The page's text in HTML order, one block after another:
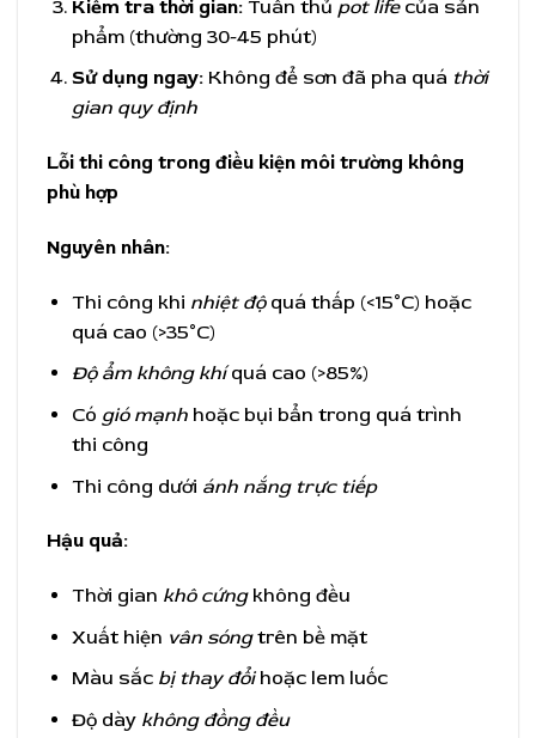
Kiểm tra thời gian:Tuân thủ pot lifecủa sản
phẩm (thường 30-45 phút)
Sử dụng ngay:Không để sơn đã pha quá thời
gian quy định
Lỗi thi công trong điều kiện môi trường không
phù hợp
Nguyên nhân:
Thi công khi nhiệt độquá thấp (<15°C) hoặc
quá cao (>35°C)
Độ ẩm không khíquá cao (>85%)
Có gió mạnhhoặc bụi bẩn trong quá trình
thi công
Thi công dưới ánh nắng trực tiếp
Hậu quả:
Thời gian khô cứngkhông đều
Xuất hiện vân sóngtrên bề mặt
Màu sắc bị thay đổihoặc lem luốc
Độ dày không đồng đều